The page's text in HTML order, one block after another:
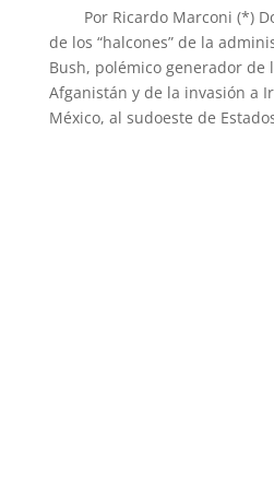
Por Ricardo Marconi (*)
de los “halcones” de la
Bush, polémico generador de
Afganistán y de la invasión a
México, al sudoeste de